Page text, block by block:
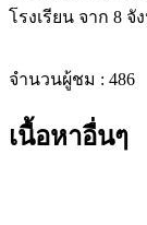
โรงเรียน จาก 8
จำนวนผู้ชม : 486
เนื้อหาอื่นๆ